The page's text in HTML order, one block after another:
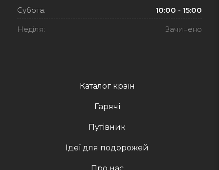
Каталог країн
Гарячі
Путівник
Ідеї для подорожей
Субота: 10:00 - 15:00
Неділя: Зачинено